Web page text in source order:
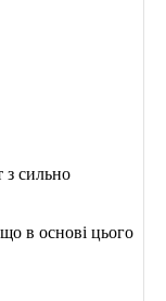
з сильно
в основі цього